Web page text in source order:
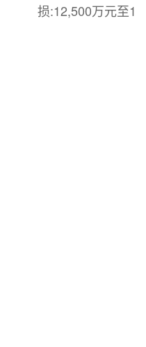
损:12,500万元至1